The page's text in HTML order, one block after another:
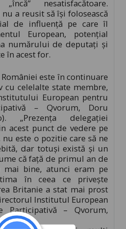
nesatisfacătoare.
a reusit să își folosească
de influență pe care îl
European, potențial
numărului de deputați și
în acest for.
este în continuare
cu celelalte state membre,
European pentru
– Qvorum, Doru
„Prezența delegației
acest punct de vedere pe
este o pozitie care să ne
dar totuși există și un
că față de primul an de
mai bine, atunci eram pe
în ceea ce privește
Britanie a stat mai prost
Institutul European
Participativă – Qvorum,